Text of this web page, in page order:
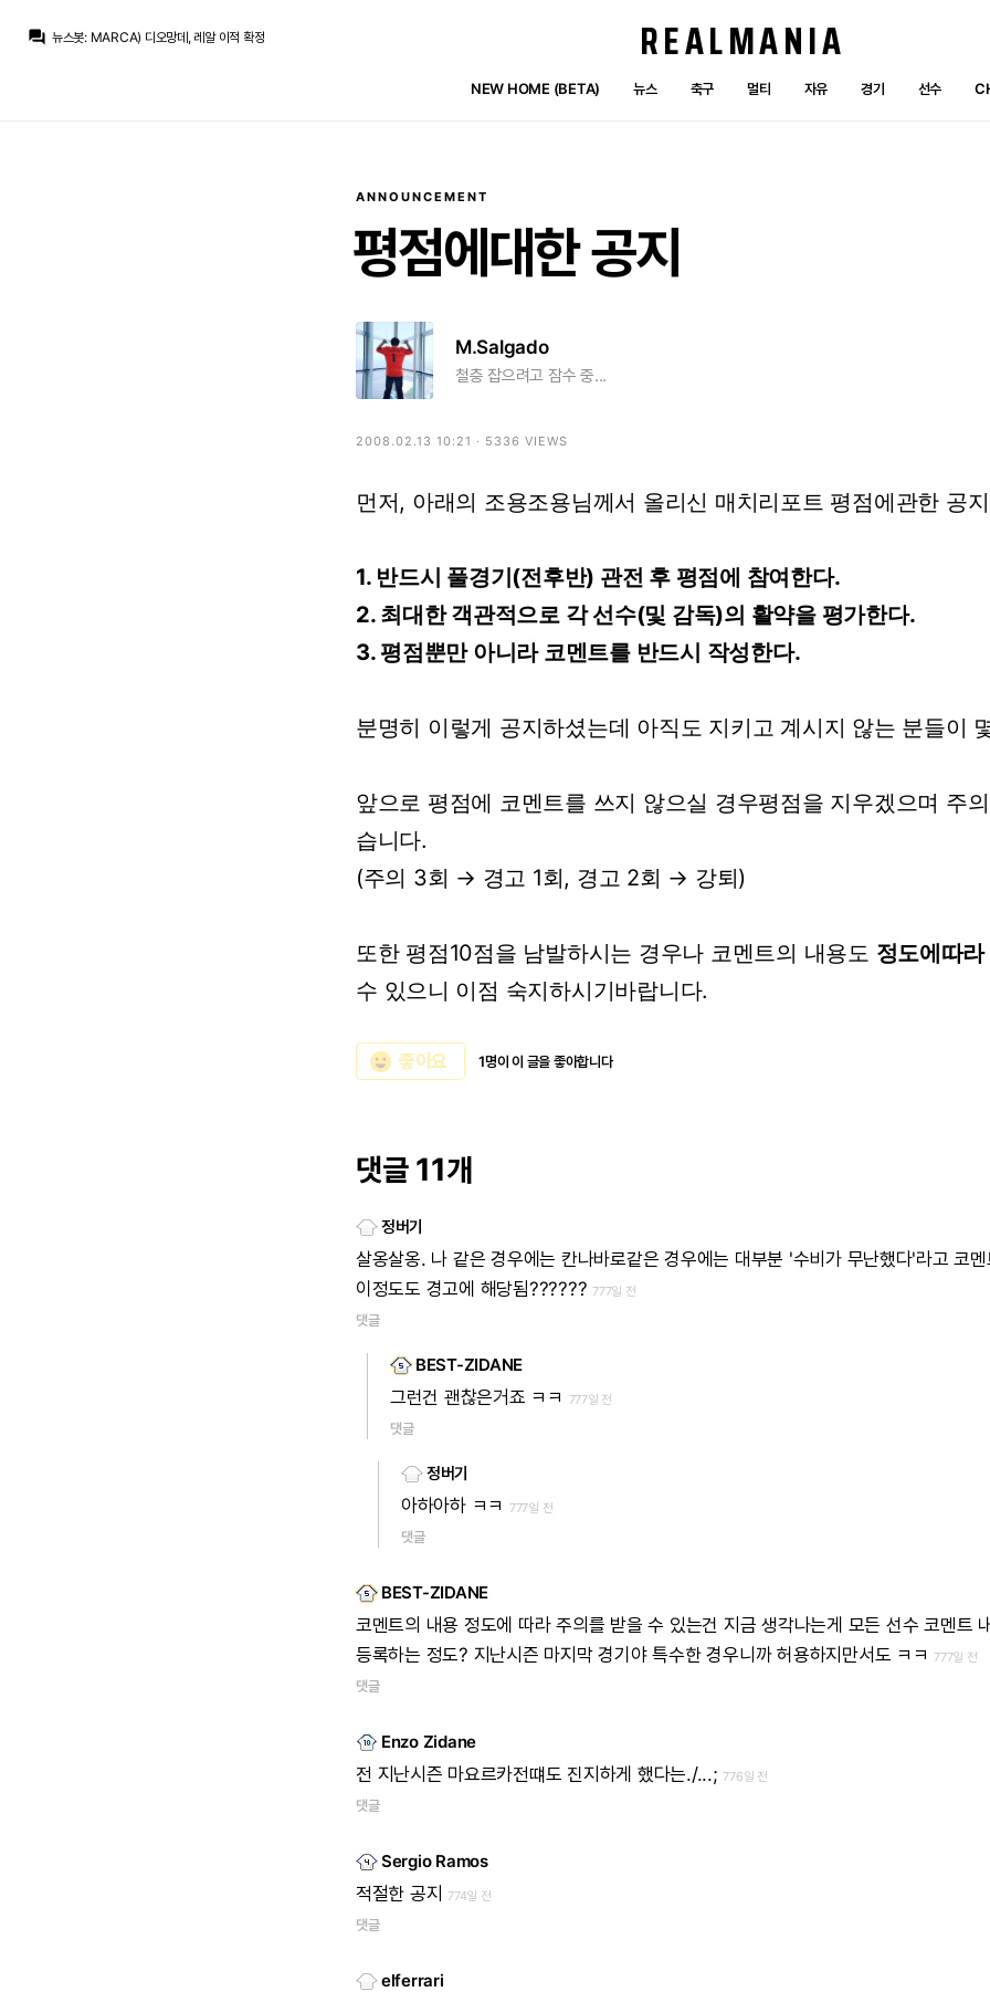
question_answer 뉴스봇: MARCA) 디오망데, 레알 이적 확정
REALMANIA
NEW HOME (BETA) 뉴스 축구 멀티 자유 경기 선수
ANNOUNCEMENT
평점에대한공지
M.Salgado
철충 잡으려고 잠수 중...
2008.02.13 10:21 · 5336 VIEWS
먼저, 아래의 조용조용님께서 올리신 매치리포트 평점에관한 공
1. 반드시 풀경기(전후반) 관전 후 평점에 참여한다.
2. 최대한 객관적으로 각 선수(및 감독)의 활약을평가한다.
3. 평점뿐만 아니라 코멘트를 반드시 작성한다.
분명히 이렇게 공지하셨는데 아직도 지키고 계시지 않는 분들이
앞으로 평점에 코멘트를 쓰지 않으실 경우평점을 지우겠으며 주의
습니다.
(주의 3회 → 경고 1회, 경고 2회 → 강퇴)
또한 평점10점을 남발하시는 경우나 코멘트의 내용도 정도에따라
수 있으니 이점 숙지하시기바랍니다.
emoji_emotions 좋아요 1명이 이 글을 좋아합니다
댓글 11개
정버기
살옹살옹. 나 같은 경우에는 칸나바로같은 경우에는 대부분 '수비가 무난했다'라고 코멘
이정도도 경고에 해당됨?????? 777일 전
댓글
BEST-ZIDANE
그런건 괜찮은거죠 ㅋㅋ 777일 전
댓글
정버기
아하아하 ㅋㅋ 777일 전
댓글
BEST-ZIDANE
코멘트의 내용 정도에 따라 주의를 받을 수 있는건 지금 생각나는게 모든 선수 코멘트
등록하는 정도? 지난시즌 마지막 경기야 특수한 경우니까 허용하지만서도 ㅋㅋ 777일 전
댓글
Enzo Zidane
전 지난시즌 마요르카전떄도 진지하게 했다는./...; 776일 전
댓글
Sergio Ramos
적절한 공지 774일 전
댓글
elferrari